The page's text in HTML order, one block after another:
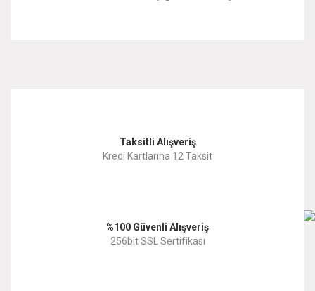
Ürün resmi kalitesiz, bozuk veya görüntülenemiyor.
Ürün fiyatı diğer sitelerden daha pahalı.
Taksitli Alışveriş
Kredi Kartlarına 12 Taksit
%100 Güvenli Alışveriş
256bit SSL Sertifikası